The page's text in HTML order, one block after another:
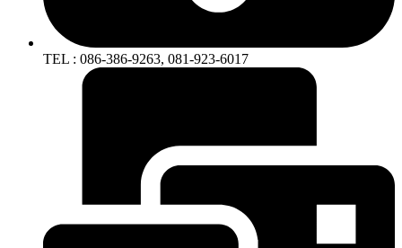
TEL : 086-386-9263, 081-923-6017